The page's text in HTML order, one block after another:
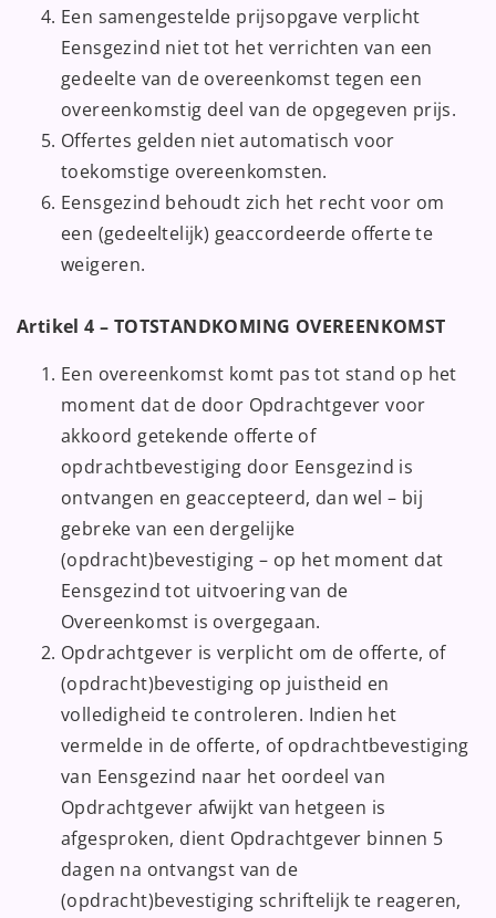
Een samengestelde prijsopgave verplicht
Eensgezind niet tot het verrichten van een
gedeelte van de overeenkomst tegen een
overeenkomstig deel van de opgegeven prijs.
Offertes gelden niet automatisch voor
toekomstige overeenkomsten.
Eensgezind behoudt zich het recht voor om
een (gedeeltelijk) geaccordeerde offerte te
weigeren.
Artikel 4 – TOTSTANDKOMING OVEREENKOMST
Een overeenkomst komt pas tot stand op het
moment dat de door Opdrachtgever voor
akkoord getekende offerte of
opdrachtbevestiging door Eensgezind is
ontvangen en geaccepteerd, dan wel – bij
gebreke van een dergelijke
(opdracht)bevestiging – op het moment dat
Eensgezind tot uitvoering van de
Overeenkomst is overgegaan.
Opdrachtgever is verplicht om de offerte, of
(opdracht)bevestiging op juistheid en
volledigheid te controleren. Indien het
vermelde in de offerte, of opdrachtbevestiging
van Eensgezind naar het oordeel van
Opdrachtgever afwijkt van hetgeen is
afgesproken, dient Opdrachtgever binnen 5
dagen na ontvangst van de
(opdracht)bevestiging schriftelijk te reageren,